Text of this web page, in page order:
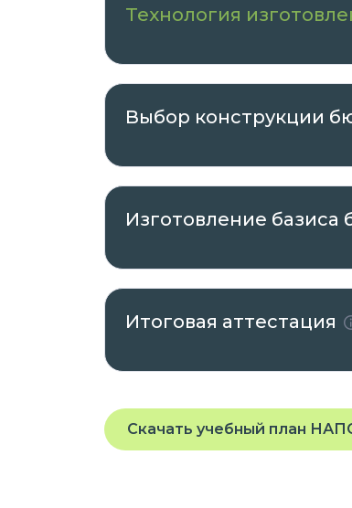
Технология
Выбор конструкции
Изготовление базиса
Итоговая аттестация
Скачать учебный план